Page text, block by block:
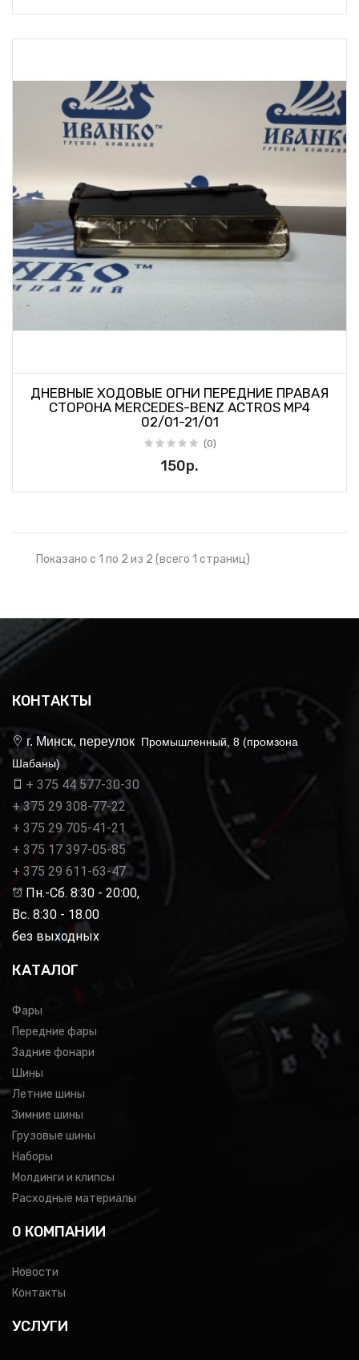
ДНЕВНЫЕ ХОДОВЫЕ ОГНИ ПЕРЕДНИЕ ПРАВАЯ
СТОРОНА MERCEDES-BENZ ACTROS MP4
02/01-21/01
(0)
150р.
Показано с 1 по 2 из 2 (всего 1 страниц)
КОНТАКТЫ
г. Минск, переулок Промышленный, 8 (промзона
Шабаны)
+ 375 44 577-30-30
+ 375 29 308-77-22
+ 375 29 705-41-21
+ 375 17 397-05-85
+ 375 29 611-63-47
Пн.-Сб. 8:30 - 20:00,
Вс. 8:30 - 18.00
без выходных
КАТАЛОГ
Фары
Передние фары
Задние фонари
Шины
Летние шины
Зимние шины
Грузовые шины
Наборы
Молдинги и клипсы
Расходные материалы
0 КОМПАНИИ
Новости
Контакты
УСЛУГИ